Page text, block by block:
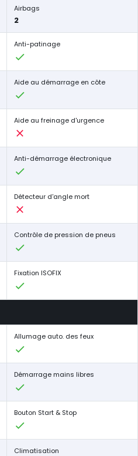
Airbags
2
Anti-patinage
Aide au démarrage en côte
Aide au freinage d'urgence
Anti-démarrage électronique
Détecteur d'angle mort
Contrôle de pression de pneus
Fixation ISOFIX
Allumage auto. des feux
Démarrage mains libres
Bouton Start & Stop
Climatisation